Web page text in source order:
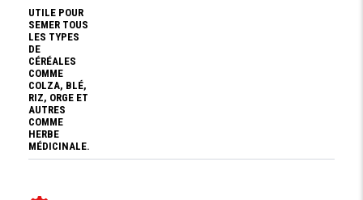
UTILE POUR
SEMER TOUS
LES TYPES
DE
CÉRÉALES
COMME
COLZA, BLÉ,
RIZ, ORGE ET
AUTRES
COMME
HERBE
MÉDICINALE.